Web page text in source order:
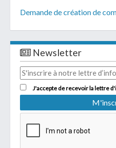
Demande de création de
Newsletter
J'accepte de recevoir la lettre